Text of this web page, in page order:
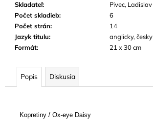
Skladateľ:
Pivec, Ladislav
Počet skladieb:
6
Počet strán:
14
Jazyk titulu:
anglicky, česky
Formát: 21 x 30 cm
Popis Diskusia
Kopretiny / Ox-eye Daisy